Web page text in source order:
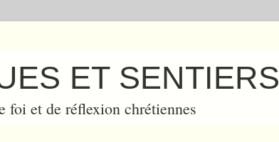
ET SENTIERS
foi et de réflexion chrétiennes